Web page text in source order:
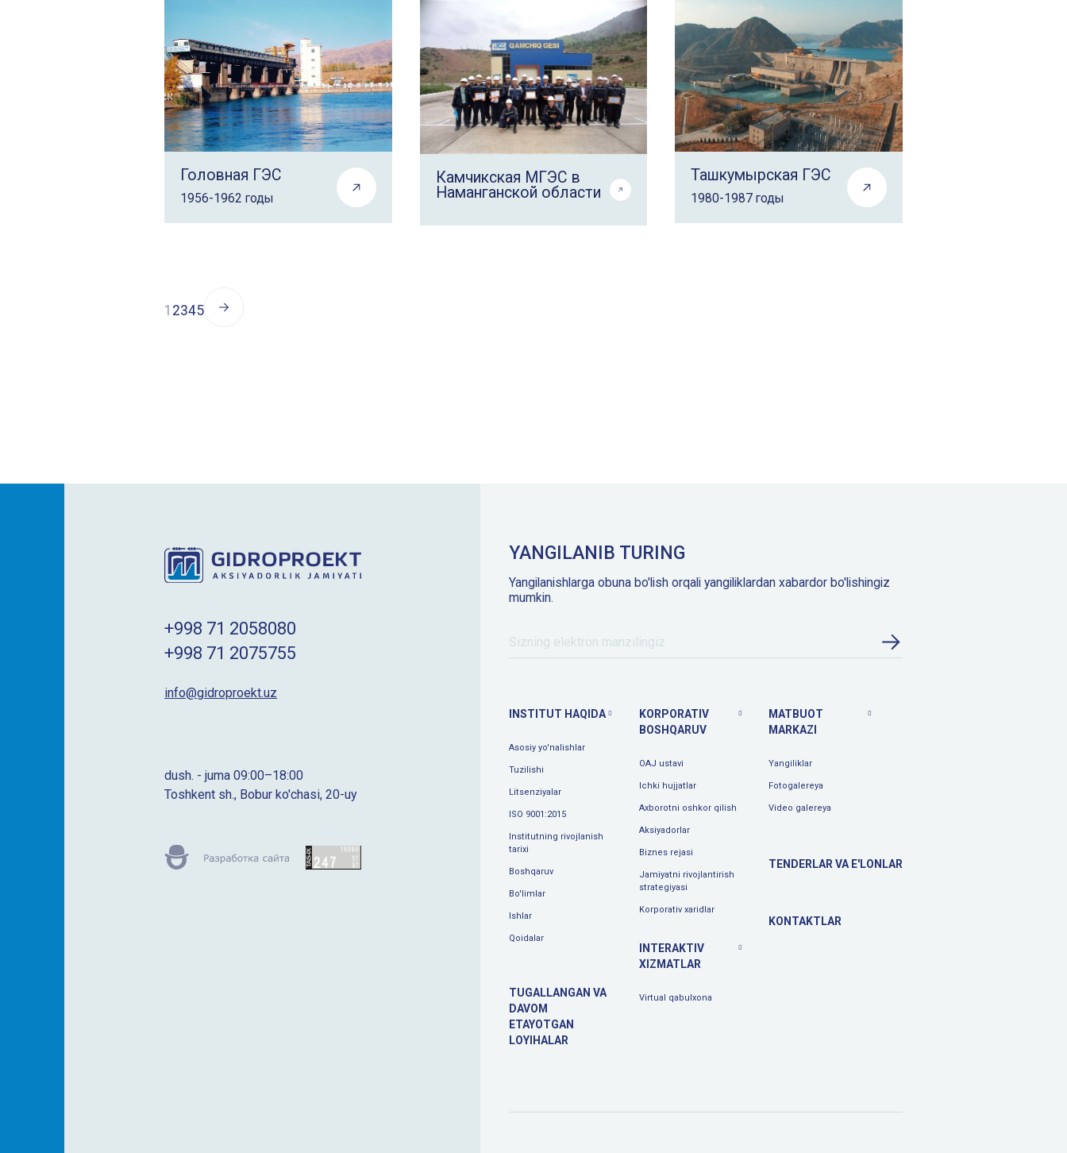
Головная ГЭС
1956-1962 годы
Камчикская МГЭС в
Наманганской области
Ташкумырская ГЭС
1980-1987 годы
1 2345
+998 71 2058080
+998 71 2075755
info@gidroproekt.uz
dush. - juma 09:00–18:00
Toshkent sh., Bobur ko'chasi, 20-uy
YANGILANIB TURING
Yangilanishlarga obuna bo'lish orqali yangiliklardan xabardor bo'lishingiz
mumkin.
INSTITUT HAQIDA
Asosiy yo'nalishlar
Tuzilishi
Litsenziyalar
ISO 9001:2015
Institutning rivojlanish
tarixi
Boshqaruv
Bo'limlar
Ishlar
Qoidalar
TUGALLANGAN VA
DAVOM
ETAYOTGAN
LOYIHALAR
KORPORATIV
BOSHQARUV
OAJ ustavi
Ichki hujjatlar
Axborotni oshkor qilish
Aksiyadorlar
Biznes rejasi
Jamiyatni rivojlantirish
strategiyasi
Korporativ xaridlar
INTERAKTIV
XIZMATLAR
Virtual qabulxona
MATBUOT
MARKAZI
Yangiliklar
Fotogalereya
Video galereya
TENDERLAR VA E'LONLAR
KONTAKTLAR